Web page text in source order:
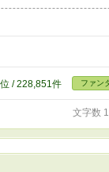
位 / 228,851件 ファン
文字数